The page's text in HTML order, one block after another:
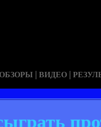
ОБЗОРЫ | ВИДЕО |